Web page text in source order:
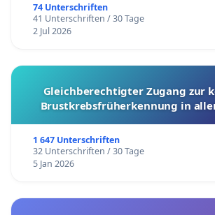
74 Unterschriften
41 Unterschriften / 30 Tage
2 Jul 2026
Gleichberechtigter Zugang zur
Brustkrebsfrüherkennung in
1 647 Unterschriften
32 Unterschriften / 30 Tage
5 Jan 2026